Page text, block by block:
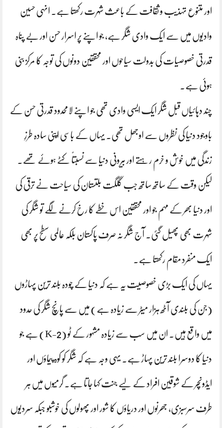
اور متنوع تہذیب و ثقافت کے باعث شہرت رکھتا ہے۔ انہی حسین
وادیوں میں سے ایک وادی شگر ہے، جو اپنے پر اسرار حسن اور بے پناہ
قدرتی خصوصیات کی بدولت سیاحوں اور محققین دونوں کی توجہ کا مرکز بنی
ہوئی ہے۔
چند دہائیاں قبل شگر ایک ایسی وادی تھی جو اپنے لامحدود قدرتی حسن کے
باوجود دنیا کی نظروں سے اوجھل تھی۔ یہاں کے باسی اپنی سادہ طرزِ
زندگی میں خوش و خرم رہتے اور بیرونی دنیا سے نسبتاً کٹے ہوئے تھے۔
لیکن وقت کے ساتھ ساتھ جب گلگت بلتستان کی سیاحت نے ترقی کی
اور دنیا بھر کے مہم جو اور محققین اس خطے کا رخ کرنے لگے تو شگر کی
شہرت بھی پھیل گئی۔ آج شگر نہ صرف پاکستان بلکہ عالمی سطح پر بھی
ایک منفرد مقام رکھتا ہے۔
یہاں کی ایک بڑی خصوصیت یہ ہے کہ دنیا کے چودہ بلند ترین پہاڑوں
(جن کی بلندی آٹھ ہزار میٹر سے زیادہ ہے) میں سے پانچ شگر کی حدود
میں واقع ہیں۔ ان میں سب سے زیادہ مشہور کے ٹو (K-2) ہے جو
دنیا کا دوسرا بلند ترین پہاڑ ہے۔ یہی وجہ ہے کہ شگر کو کوہ پیماؤں اور
ایڈونچر کے شوقین افراد کے لیے جنت کہا جاتا ہے۔ گرمیوں میں ہر
طرف سرسبزی، جھرنوں اور دریاؤں کا شور اور پھولوں کی خوشبو جبکہ سردیوں